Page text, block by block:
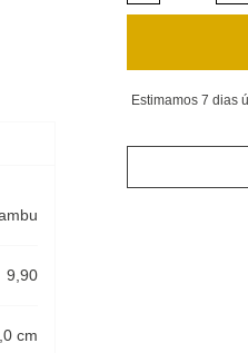
Estimamos 7 dias
9,90
cm